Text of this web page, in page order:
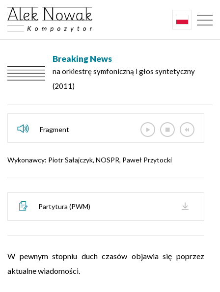
Breaking News
na orkiestrę symfoniczną i głos syntetyczny
(2011)
Fragment
Wykonawcy: Piotr Sałajczyk, NOSPR, Paweł Przytocki
Partytura (PWM)
W pewnym stopniu duch czasów objawia się poprzez
aktualne wiadomości.